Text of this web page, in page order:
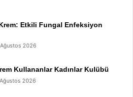
Etkili Fungal Enfeksiyon
2026
Kullananlar Kadınlar Kulübü
2026